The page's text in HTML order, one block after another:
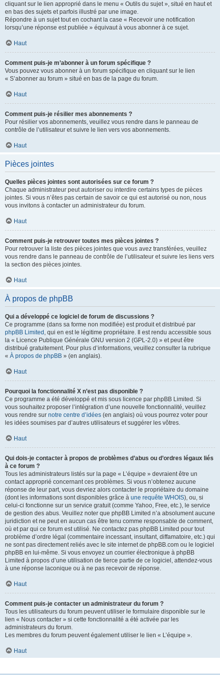
cliquant sur le lien approprié dans le menu « Outils du sujet », situé en haut et
en bas des sujets et parfois illustré par une image.
Répondre à un sujet tout en cochant la case « Recevoir une notification
lorsqu’une réponse est publiée » équivaut à vous abonner à ce sujet.
Haut
Comment puis-je m’abonner à un forum spécifique ?
Vous pouvez vous abonner à un forum spécifique en cliquant sur le lien
« S’abonner au forum » situé en bas de la page du forum.
Haut
Comment puis-je résilier mes abonnements ?
Pour résilier vos abonnements, veuillez vous rendre dans le panneau de
contrôle de l’utilisateur et suivre le lien vers vos abonnements.
Haut
Pièces jointes
Quelles pièces jointes sont autorisées sur ce forum ?
Chaque administrateur peut autoriser ou interdire certains types de pièces
jointes. Si vous n’êtes pas certain de savoir ce qui est autorisé ou non, nous
vous invitons à contacter un administrateur du forum.
Haut
Comment puis-je retrouver toutes mes pièces jointes ?
Pour retrouver la liste des pièces jointes que vous avez transférées, veuillez
vous rendre dans le panneau de contrôle de l’utilisateur et suivre les liens vers
la section des pièces jointes.
Haut
À propos de phpBB
Qui a développé ce logiciel de forum de discussions ?
Ce programme (dans sa forme non modifiée) est produit et distribué par
phpBB Limited , qui en est le légitime propriétaire. Il est rendu accessible sous
la « Licence Publique Générale GNU version 2 (GPL-2.0) » et peut être
distribué gratuitement. Pour plus d’informations, veuillez consulter la rubrique
« À propos de phpBB » (en anglais).
Haut
Pourquoi la fonctionnalité X n’est pas disponible ?
Ce programme a été développé et mis sous licence par phpBB Limited. Si
vous souhaitez proposer l’intégration d’une nouvelle fonctionnalité, veuillez
vous rendre sur notre centre d’idées (en anglais) où vous pourrez voter pour
les idées soumises par d’autres utilisateurs et suggérer les vôtres.
Haut
Qui dois-je contacter à propos de problèmes d’abus ou d’ordres légaux liés
à ce forum ?
Tous les administrateurs listés sur la page « L’équipe » devraient être un
contact approprié concernant ces problèmes. Si vous n’obtenez aucune
réponse de leur part, vous devriez alors contacter le propriétaire du domaine
(dont les informations sont disponibles grâce à une requête WHOIS), ou, si
celui-ci fonctionne sur un service gratuit (comme Yahoo, Free, etc.), le service
de gestion des abus. Veuillez noter que phpBB Limited n’a absolument aucune
juridiction et ne peut en aucun cas être tenu comme responsable de comment,
où et par qui ce forum est utilisé. Ne contactez pas phpBB Limited pour tout
problème d’ordre légal (commentaire incessant, insultant, diffamatoire, etc.) qui
ne sont pas directement reliés avec le site internet de phpBB.com ou le logiciel
phpBB en lui-même. Si vous envoyez un courrier électronique à phpBB
Limited à propos d’une utilisation de tierce partie de ce logiciel, attendez-vous
à une réponse laconique ou à ne pas recevoir de réponse.
Haut
Comment puis-je contacter un administrateur du forum ?
Tous les utilisateurs du forum peuvent utiliser le formulaire disponible sur le
lien « Nous contacter » si cette fonctionnalité a été activée par les
administrateurs du forum.
Les membres du forum peuvent également utiliser le lien « L’équipe ».
Haut